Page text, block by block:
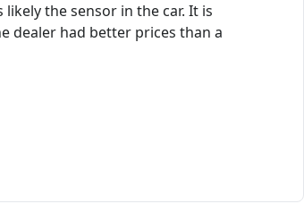
the sensor in the car. It is
dealer had better prices than a